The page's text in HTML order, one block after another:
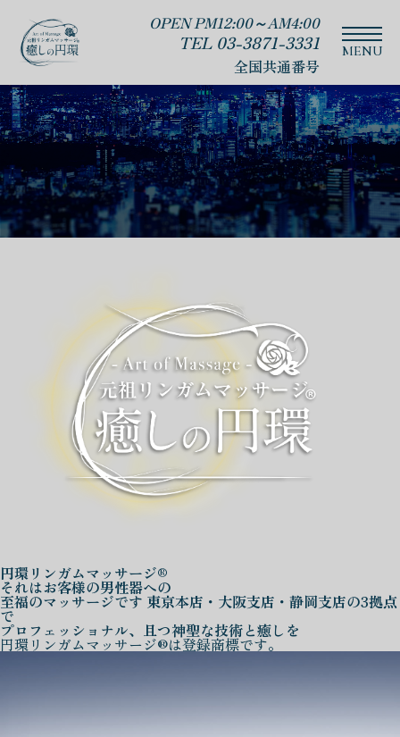
OPEN PM12:00～AM4:00
TEL 03-3871-3331
全国共通番号
円環リンガムマッサージ®
それはお客様の男性器への
至福のマッサージです 東京本店・大阪支店・静岡支店の3拠点
で
プロフェッショナル、且つ神聖な技術と癒しを
円環リンガムマッサージ®は登録商標です。